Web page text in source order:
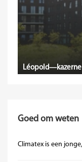
Goed om weten
Climatex is een